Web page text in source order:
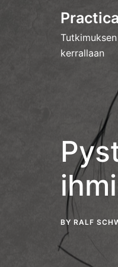
kerrallaan
BY RALF